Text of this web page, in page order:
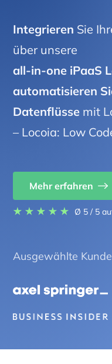
Integrieren Sie
über unsere
all-in-one iPaaS
automatisieren
Datenflüsse mit
– Locoia: Low
Mehr erfahren
Ø 5 / 5
Ausgewählte